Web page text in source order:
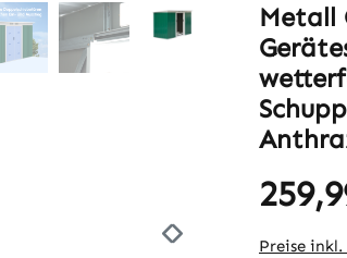
Metall
Regulärer
Preise inkl.